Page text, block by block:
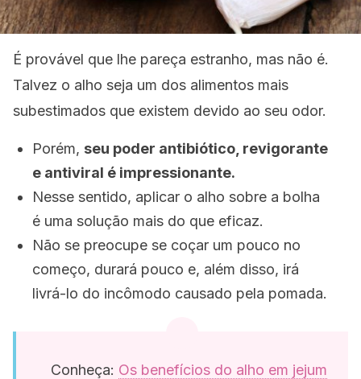
É provável que lhe pareça estranho, mas não é.
Talvez o alho seja um dos alimentos mais
subestimados que existem devido ao seu odor.
Porém, seu poder antibiótico, revigorante
e antiviral é impressionante.
Nesse sentido, aplicar o alho sobre a bolha
é uma solução mais do que eficaz.
Não se preocupe se coçar um pouco no
começo, durará pouco e, além disso, irá
livrá-lo do incômodo causado pela pomada.
Conheça: Os benefícios do alho em jejum